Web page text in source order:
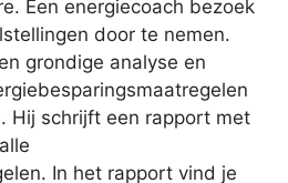
Een energiecoach bezoek
door te nemen.
grondige analyse en
Hij schrijft een rapport met
In het rapport vind je